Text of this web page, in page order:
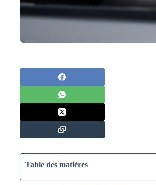
Table des matières